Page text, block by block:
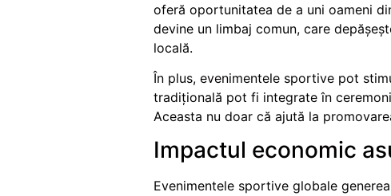
oferă oportunitatea de a uni oameni
devine un limbaj comun, care
locală.
În plus, evenimentele sportive pot
tradițională pot fi integrate în
Aceasta nu doar că ajută la
Impactul economic
Evenimentele sportive globale